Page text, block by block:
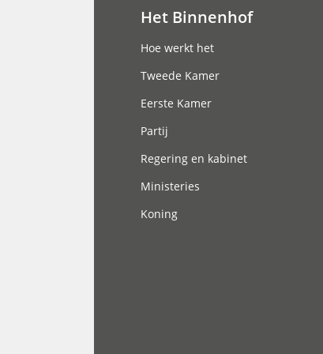
Het Binnenhof
Hoe werkt het
Tweede Kamer
Eerste Kamer
Partij
Regering en kabinet
Ministeries
Koning